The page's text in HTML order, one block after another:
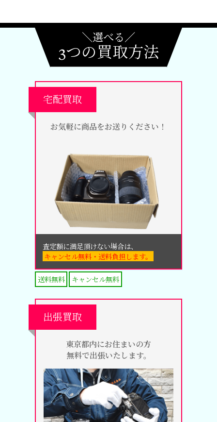
＼選べる／
3つの買取方法
宅配買取
お気軽に商品をお送りください！
査定額に満足頂けない場合は、
キャンセル無料・送料負担します。
送料無料 キャンセル無料
出張買取
東京都内にお住まいの方
無料で出張いたします。